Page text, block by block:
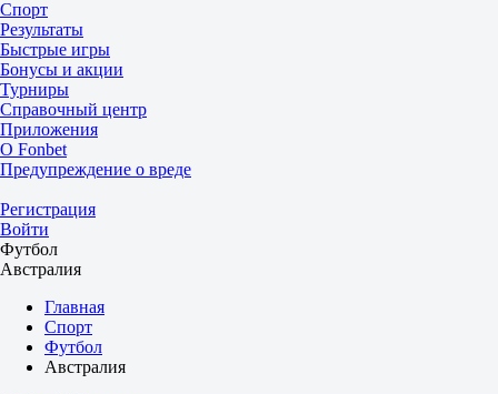
Спорт
Результаты
Быстрые игры
Бонусы и акции
Турниры
Справочный центр
Приложения
О Fonbet
Предупреждение о вреде
Регистрация
Войти
Футбол
Австралия
Главная
Спорт
Футбол
Австралия